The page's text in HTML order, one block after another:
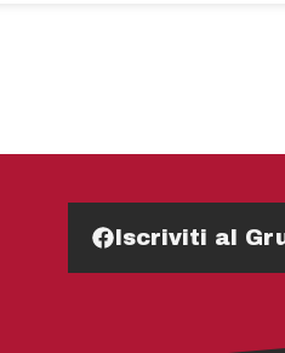
Iscriviti al